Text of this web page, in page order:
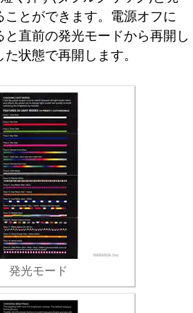
とができます。電源オフに
と直前の発光モードから再開し
状態で再開します。
発光モード